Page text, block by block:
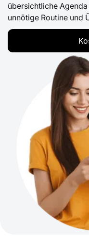
übersichtliche
unnötige Routine und